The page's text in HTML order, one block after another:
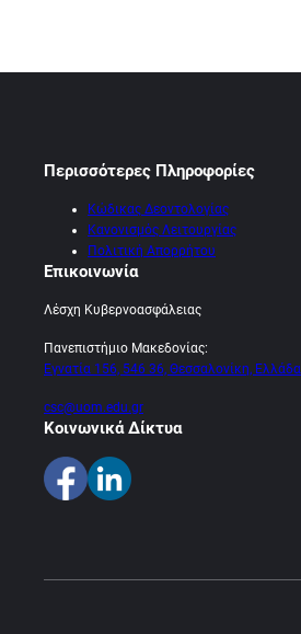
Περισσότερες Πληροφορίες
Κώδικας Δεοντολογίας
Κανονισμός Λειτουργίας
Πολιτική Απορρήτου
Επικοινωνία
Λέσχη Κυβερνοασφάλειας
Πανεπιστήμιο Μακεδονίας:
Εγνατία 156, 546 36, Θεσσαλονίκη, Ελλάδα
csc@uom.edu.gr
Κοινωνικά Δίκτυα